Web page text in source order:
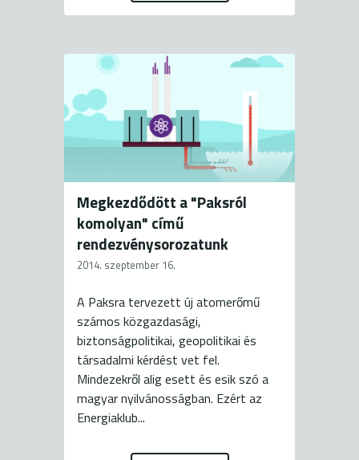
Megkezdődött a "Paksról
komolyan" című
rendezvénysorozatunk
2014. szeptember 16.
A Paksra tervezett új atomerőmű
számos közgazdasági,
biztonságpolitikai, geopolitikai és
társadalmi kérdést vet fel.
Mindezekről alig esett és esik szó a
magyar nyilvánosságban. Ezért az
Energiaklub...